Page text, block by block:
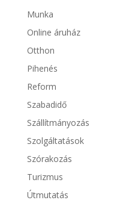
Munka
Online áruház
Otthon
Pihenés
Reform
Szabadidő
Szállítmányozás
Szolgáltatások
Szórakozás
Turizmus
Útmutatás